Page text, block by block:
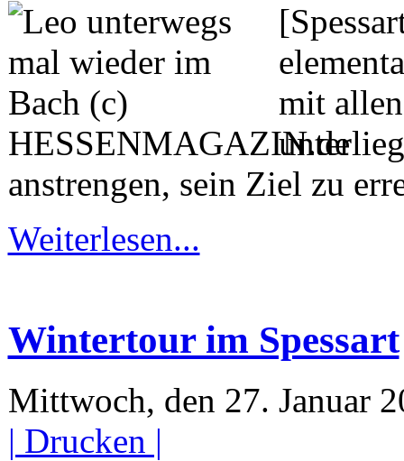
mit
anstrengen, sein Ziel zu
Weiterlesen...
Wintertour im Spessart
Mittwoch, den 27. Januar
| Drucken |